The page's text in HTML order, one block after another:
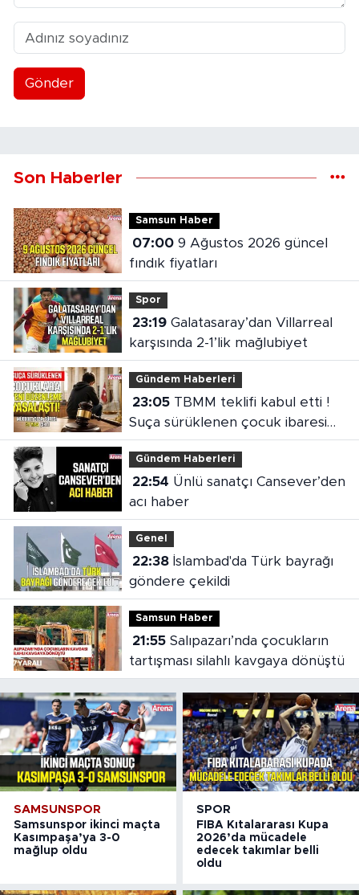
Gönder
Son Haberler
Samsun Haber
07:009 Ağustos 2026 güncel
fındık fiyatları
Spor
23:19Galatasaray’dan Villarreal
karşısında 2-1’lik mağlubiyet
Gündem Haberleri
23:05TBMM teklifi kabul etti !
Suça sürüklenen çocuk ibaresi
değişti
Gündem Haberleri
22:54
acı haber
Genel
22:38İslambad'da Türk bayrağı
göndere çekildi
Samsun Haber
21:55Salıpazarı’nda çocukların
tartışması silahlı kavgaya dönüştü
SAMSUNSPOR
Samsunspor ikinci maçta
Kasımpaşa’ya 3-0
mağlup oldu
SPOR
FIBA Kıtalararası Kupa
2026’da mücadele
edecek takımlar belli
oldu